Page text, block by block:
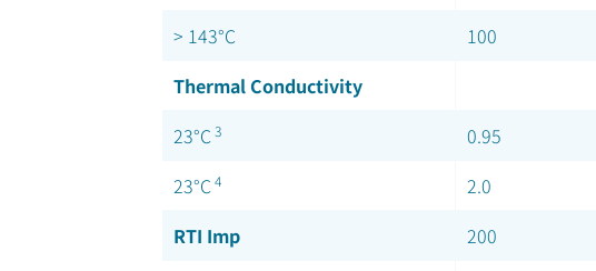
> 143°C
100
Thermal Conductivity
23°C 3 0.95
23°C 4 2.0
RTI Imp
200